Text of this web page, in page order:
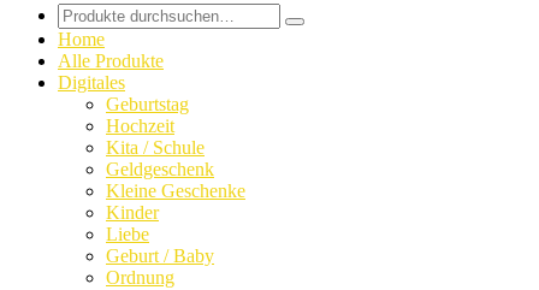
Search
for:
Home
Alle Produkte
Digitales
Geburtstag
Hochzeit
Kita / Schule
Geldgeschenk
Kleine Geschenke
Kinder
Liebe
Geburt / Baby
Ordnung